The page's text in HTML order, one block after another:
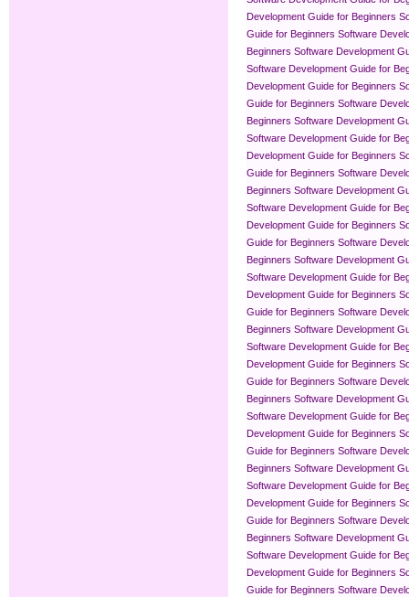
Development Guide for Beginners
Guide for Beginners Software
Beginners Software Development
Software Development Guide for
Development Guide for Beginners
Guide for Beginners Software
Beginners Software Development
Software Development Guide for
Development Guide for Beginners
Guide for Beginners Software
Beginners Software Development
Software Development Guide for
Development Guide for Beginners
Guide for Beginners Software
Beginners Software Development
Software Development Guide for
Development Guide for Beginners
Guide for Beginners Software
Beginners Software Development
Software Development Guide for
Development Guide for Beginners
Guide for Beginners Software
Beginners Software Development
Software Development Guide for
Development Guide for Beginners
Guide for Beginners Software
Beginners Software Development
Software Development Guide for
Development Guide for Beginners
Guide for Beginners Software
Beginners Software Development
Software Development Guide for
Development Guide for Beginners
Guide for Beginners Software